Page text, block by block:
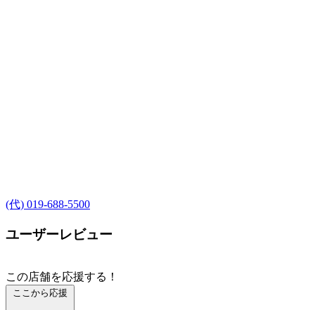
(代) 019-688-5500
ユーザーレビュー
この店舗を応援する！
ここから応援